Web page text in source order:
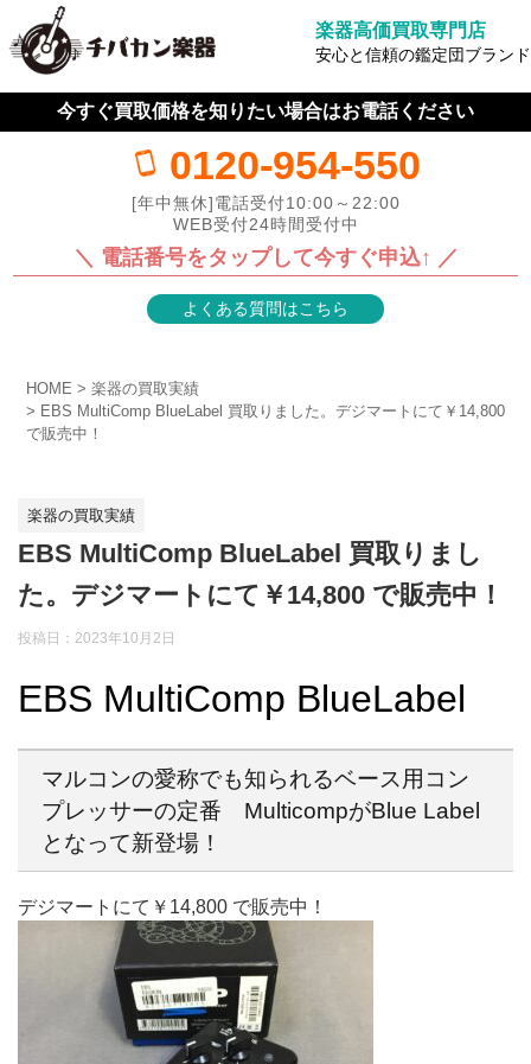
楽器高価買取専門店
安心と信頼の鑑定団ブランド
今すぐ買取価格を知りたい場合はお電話ください
0120-954-550
[年中無休]電話受付10:00～22:00
WEB受付24時間受付中
＼ 電話番号をタップして今すぐ申込↑ ／
よくある質問はこちら
HOME
楽器の買取実績
EBS MultiComp BlueLabel 買取りました。デジマートにて￥14,800
で販売中！
楽器の買取実績
EBS MultiComp BlueLabel 買取りまし
た。デジマートにて￥14,800 で販売中！
投稿日：2023年10月2日
EBS MultiComp BlueLabel
マルコンの愛称でも知られるベース用コン
プレッサーの定番 MulticompがBlue Label
となって新登場！
デジマートにて￥14,800 で販売中！